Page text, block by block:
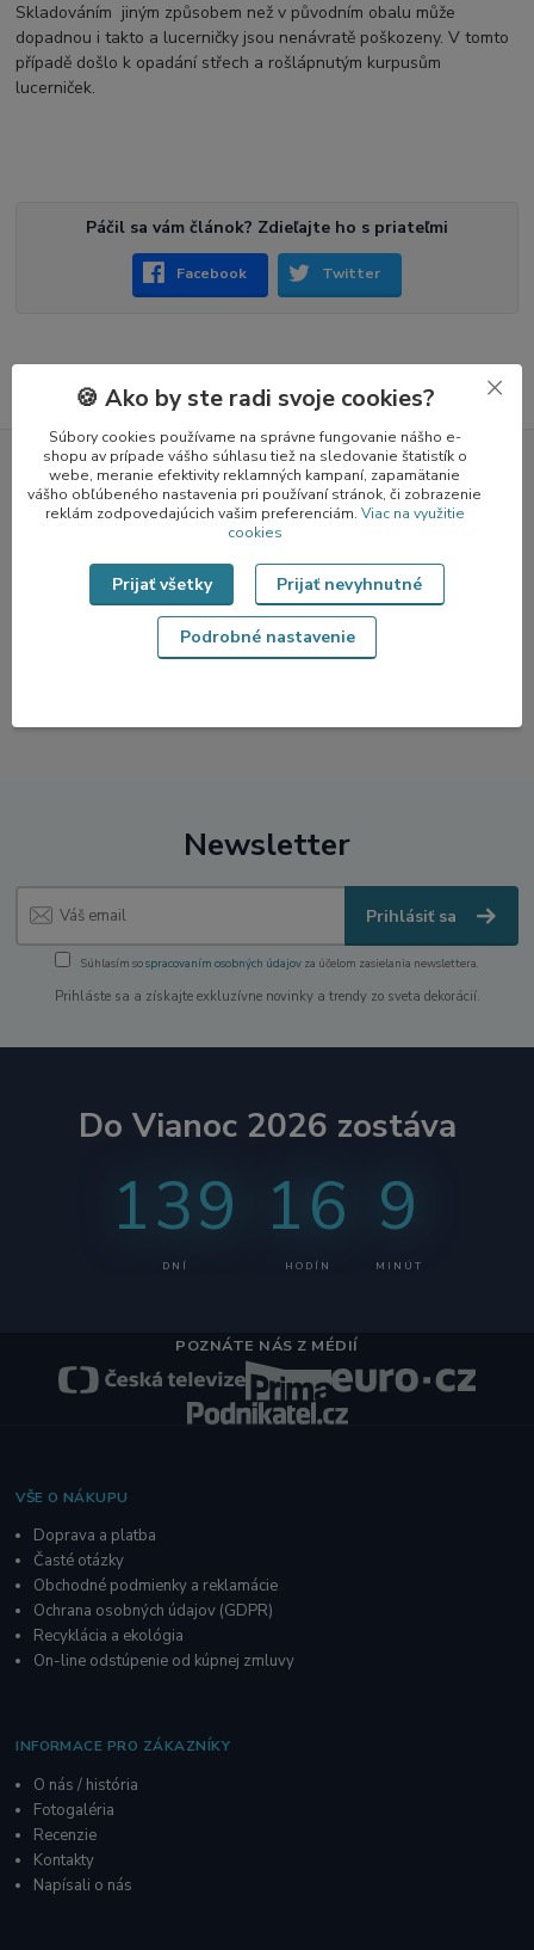
Skladováním jiným způsobem než v původním obalu může
dopadnou i takto a lucerničky jsou nenávratě poškozeny. V tomto
případě došlo k opadání střech a rošlápnutým kurpusům
lucerniček.
Páčil sa vám článok? Zdieľajte ho s priateľmi
Facebook Twitter
Česká rodinná firma
Lucerničky sami vyrábame
Navrhujeme vlastné ozdoby
Newsletter
Prihlásiť sa
Súhlasím sospracovaním osobných údajov za účelom zasielania newslettera.
Prihláste sa a získajte exkluzívne novinky a trendy zo sveta dekorácií.
Do Vianoc 2026 zostáva
139
DNÍ
16
HODÍN
9
MINÚT
POZNÁTE NÁS Z MÉDIÍ
VŠE O NÁKUPU
Doprava a platba
Časté otázky
Obchodné podmienky a reklamácie
Ochrana osobných údajov (GDPR)
Recyklácia a ekológia
On-line odstúpenie od kúpnej zmluvy
INFORMACE PRO ZÁKAZNÍKY
O nás / história
Fotogaléria
Recenzie
Kontakty
Napísali o nás
🍪 Ako by ste radi svoje cookies?
Súbory cookies používame na správne fungovanie nášho e-
shopu av prípade vášho súhlasu tiež na sledovanie štatistík o
webe, meranie efektivity reklamných kampaní, zapamätanie
vášho obľúbeného nastavenia pri používaní stránok, či zobrazenie
reklám zodpovedajúcich vašim preferenciám. Viac na využitie
cookies
Prijať nevyhnutné
Podrobné nastavenie
Prijať všetky